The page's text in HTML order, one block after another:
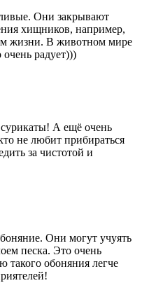
Они закрывают
хищников, например,
жизни. В животном мире
очень радует)))
А ещё очень
не любит прибираться
за чистотой и
Они могут учуять
песка. Это очень
такого обоняния легче